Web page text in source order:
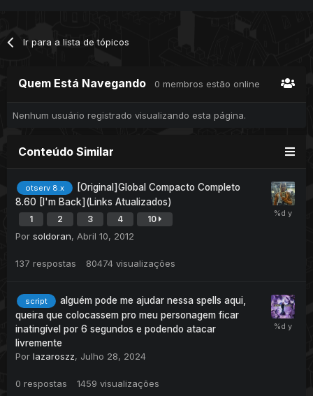
Ir para a lista de tópicos
Quem Está Navegando 0 membros estão online
Nenhum usuário registrado visualizando esta página.
Conteúdo Similar
otserv 8.x
[Original]Global Compacto Completo
8.60 [I'm Back](Links Atualizados)
1 2 3 4 10
Por soldoran, Abril 10, 2012
137 respostas 80474 visualizações
script
alguém pode me ajudar nessa spells aqui,
queira que colocassem pro meu personagem ficar
inatingível por 6 segundos e podendo atacar
livremente
Por lazaroszz, Julho 28, 2024
0 respostas 1459 visualizações